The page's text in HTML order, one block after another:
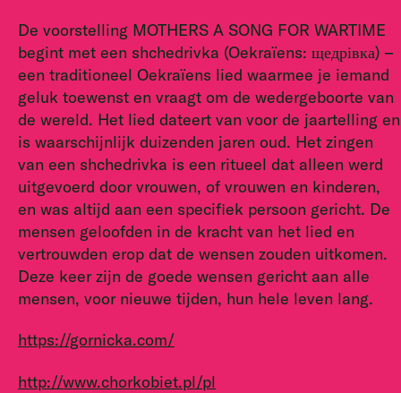
De voorstelling MOTHERS A SONG FOR WARTIME
begint met een shchedrivka (Oekraïens: щедрівка) –
een traditioneel Oekraïens lied waarmee je iemand
geluk toewenst en vraagt om de wedergeboorte van
de wereld. Het lied dateert van voor de jaartelling en
is waarschijnlijk duizenden jaren oud. Het zingen
van een shchedrivka is een ritueel dat alleen werd
uitgevoerd door vrouwen, of vrouwen en kinderen,
en was altijd aan een specifiek persoon gericht. De
mensen geloofden in de kracht van het lied en
vertrouwden erop dat de wensen zouden uitkomen.
Deze keer zijn de goede wensen gericht aan alle
mensen, voor nieuwe tijden, hun hele leven lang.
https://gornicka.com/
http://www.chorkobiet.pl/pl